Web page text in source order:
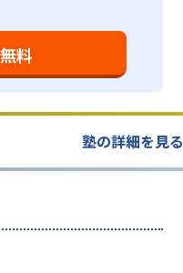
無料
塾の詳細を見る